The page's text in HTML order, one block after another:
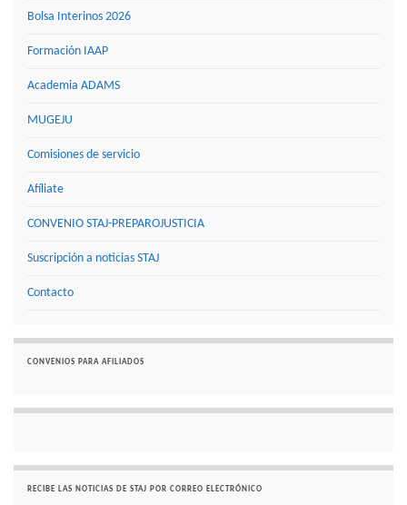
Bolsa Interinos 2026
Formación IAAP
Academia ADAMS
MUGEJU
Comisiones de servicio
Afíliate
CONVENIO STAJ-PREPAROJUSTICIA
Suscripción a noticias STAJ
Contacto
CONVENIOS PARA AFILIADOS
RECIBE LAS NOTICIAS DE STAJ POR CORREO ELECTRÓNICO